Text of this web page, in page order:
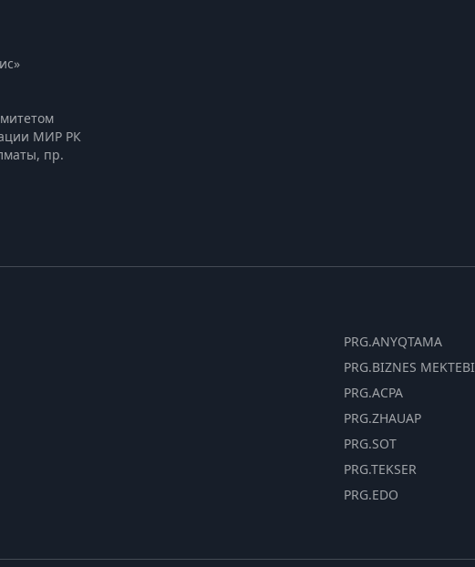
МИР РК
пр.
PRG.ANYQTAMA
PRG.BIZNES MEKTEBI
PRG.ACPA
PRG.ZHAUAP
PRG.SOT
PRG.TEKSER
PRG.EDO